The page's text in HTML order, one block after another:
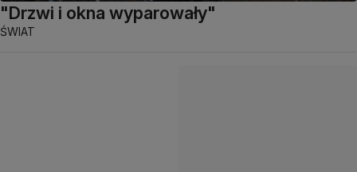
"Drzwi i okna wyparowały"
ŚWIAT